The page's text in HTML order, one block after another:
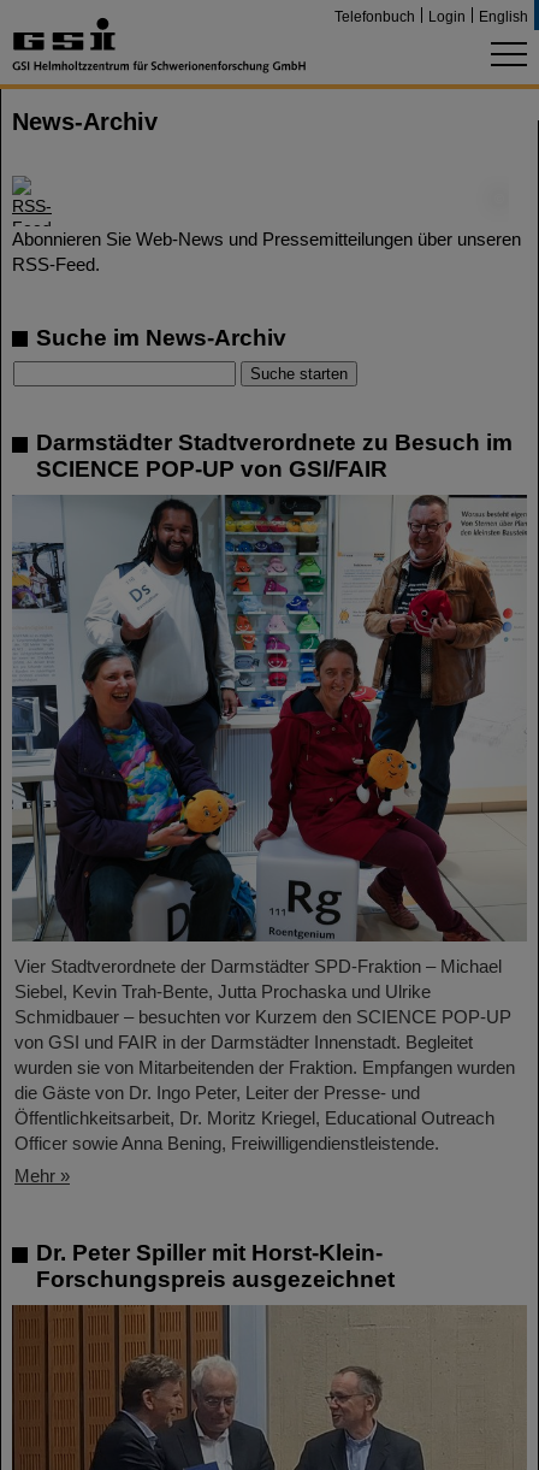
Telefonbuch Login English
News-Archiv
Abonnieren Sie Web-News und Pressemitteilungen über unseren
RSS-Feed.
Suche im News-Archiv
Darmstädter Stadtverordnete zu Besuch im
SCIENCE POP-UP von GSI/FAIR
Vier Stadtverordnete der Darmstädter SPD-Fraktion – Michael
Siebel, Kevin Trah-Bente, Jutta Prochaska und Ulrike
Schmidbauer – besuchten vor Kurzem den SCIENCE POP-UP
von GSI und FAIR in der Darmstädter Innenstadt. Begleitet
wurden sie von Mitarbeitenden der Fraktion. Empfangen wurden
die Gäste von Dr. Ingo Peter, Leiter der Presse- und
Öffentlichkeitsarbeit, Dr. Moritz Kriegel, Educational Outreach
Officer sowie Anna Bening, Freiwilligendienstleistende.
Mehr »
Dr. Peter Spiller mit Horst-Klein-
Forschungspreis ausgezeichnet